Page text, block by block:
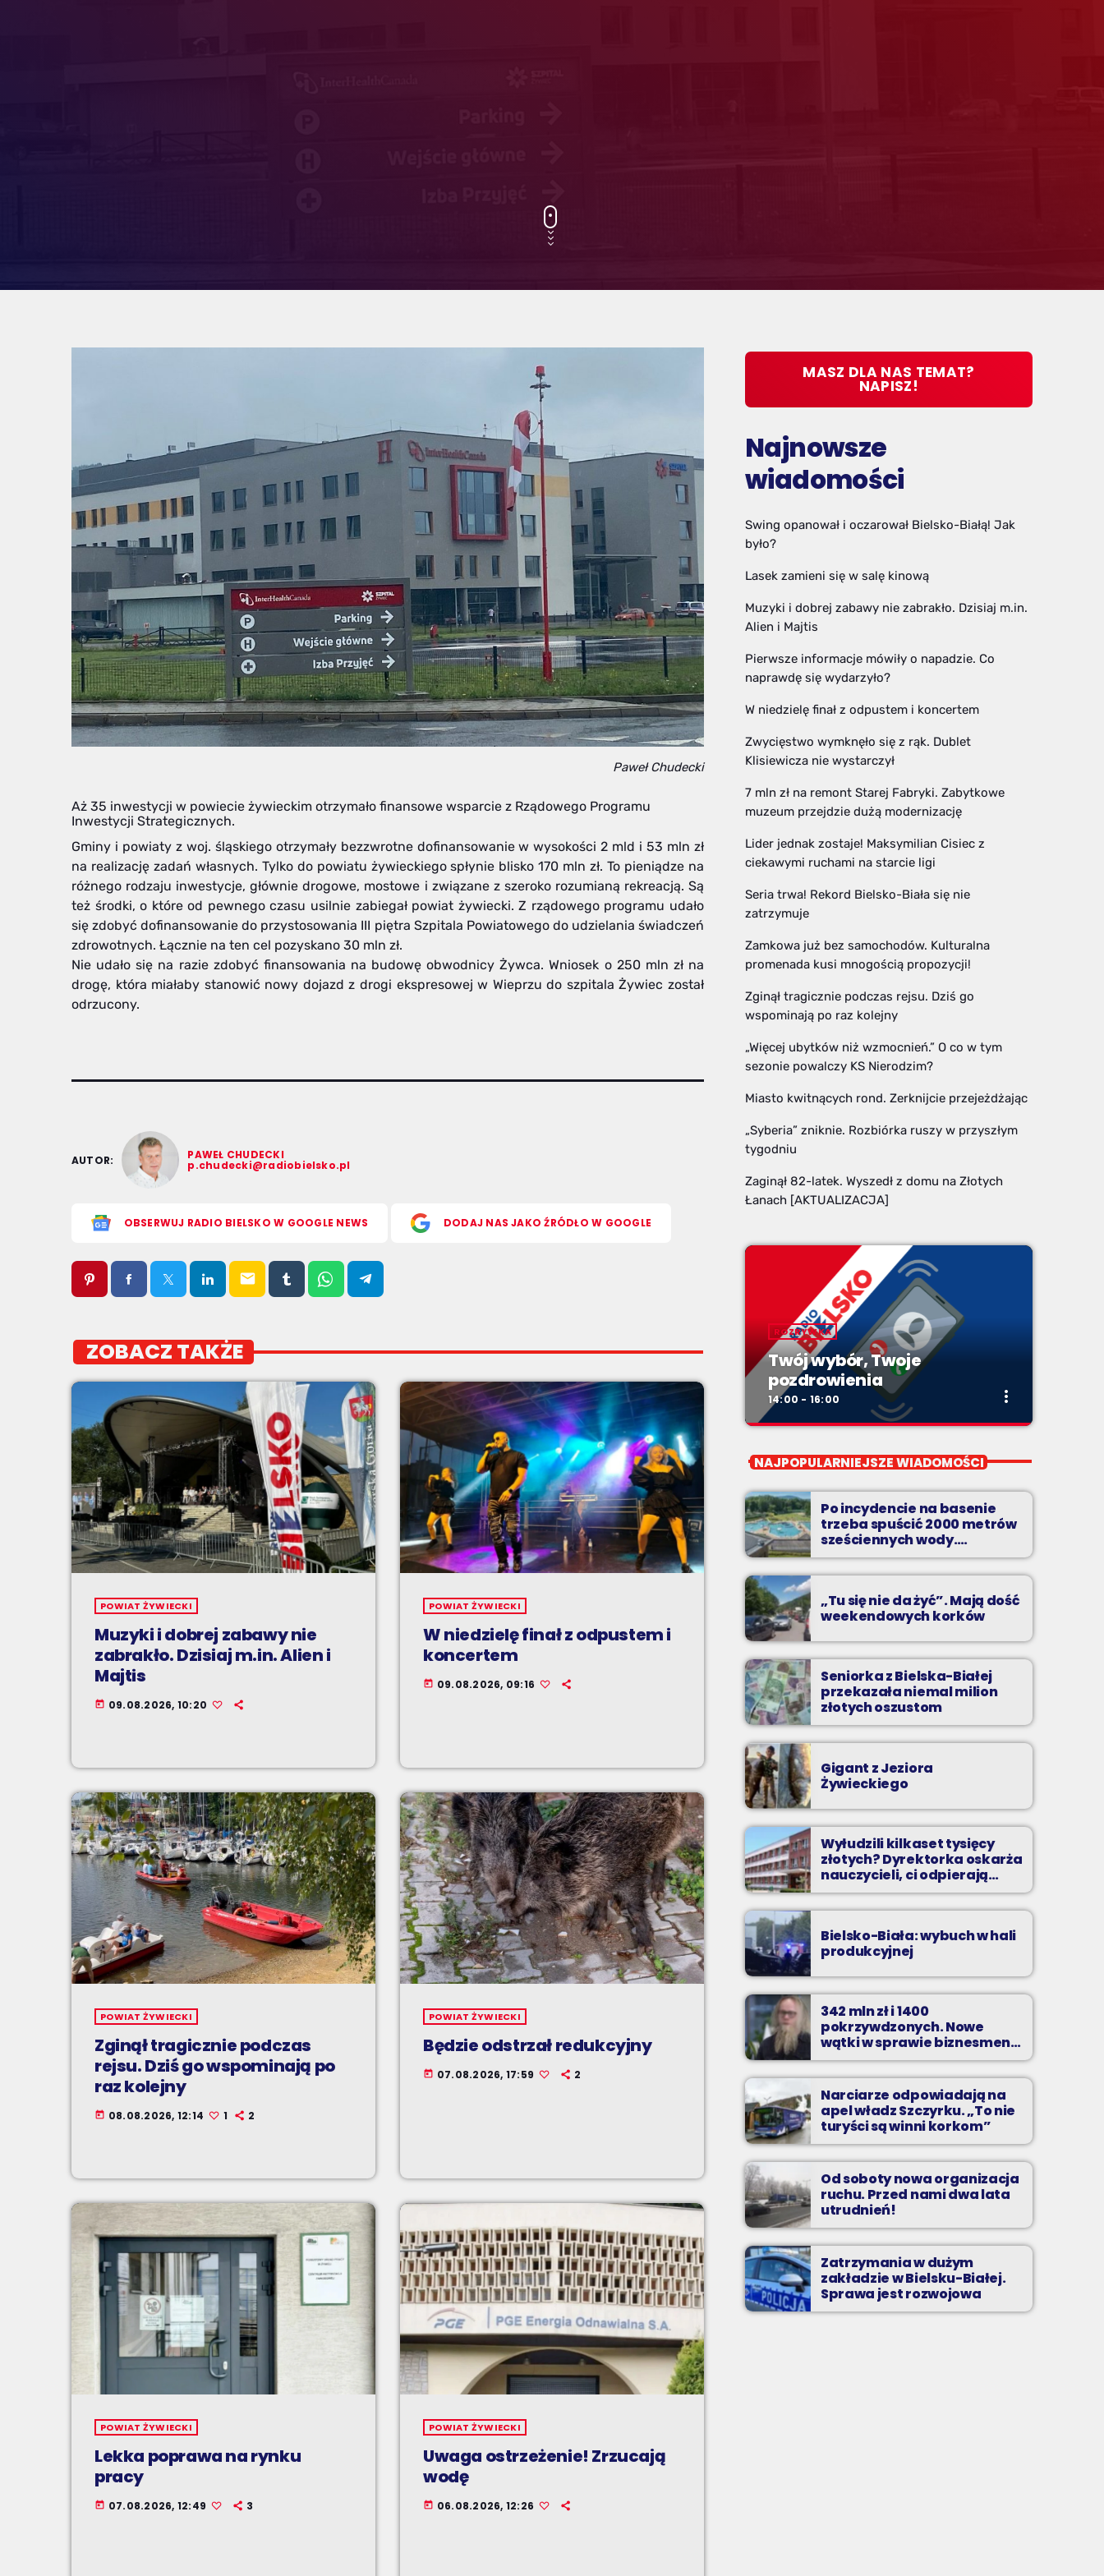
Paweł Chudecki
Aż 35 inwestycji w powiecie żywieckim otrzymało finansowe wsparcie z Rządowego Programu
Inwestycji Strategicznych.
Gminy i powiaty z woj. śląskiego otrzymały bezzwrotne dofinansowanie w wysokości 2 mld i 53 mln zł
na realizację zadań własnych. Tylko do powiatu żywieckiego spłynie blisko 170 mln zł. To pieniądze na
różnego rodzaju inwestycje, głównie drogowe, mostowe i związane z szeroko rozumianą rekreacją. Są
też środki, o które od pewnego czasu usilnie zabiegał powiat żywiecki. Z rządowego programu udało
się zdobyć dofinansowanie do przystosowania III piętra Szpitala Powiatowego do udzielania świadczeń
zdrowotnych. Łącznie na ten cel pozyskano 30 mln zł.
Nie udało się na razie zdobyć finansowania na budowę obwodnicy Żywca. Wniosek o 250 mln zł na
drogę, która miałaby stanowić nowy dojazd z drogi ekspresowej w Wieprzu do szpitala Żywiec został
odrzucony.
AUTOR: PAWEŁ CHUDECKI
p.chudecki@radiobielsko.pl
OBSERWUJ RADIO BIELSKO W GOOGLE NEWS DODAJ NAS JAKO ŹRÓDŁO W GOOGLE
email
ZOBACZ TAKŻE
POWIAT ŻYWIECKI
Muzyki i dobrej zabawy nie
zabrakło. Dzisiaj m.in. Alien i
Majtis
today 09.08.2026, 10:20
POWIAT ŻYWIECKI
W niedzielę finał z odpustem i
koncertem
today 09.08.2026, 09:16
POWIAT ŻYWIECKI
Zginął tragicznie podczas
rejsu. Dziś go wspominają po
raz kolejny
today 08.08.2026, 12:14 1 2
POWIAT ŻYWIECKI
Będzie odstrzał redukcyjny
today 07.08.2026, 17:59 2
POWIAT ŻYWIECKI
Lekka poprawa na rynku
pracy
today 07.08.2026, 12:49 3
POWIAT ŻYWIECKI
Uwaga ostrzeżenie! Zrzucają
wodę
today 06.08.2026, 12:26
MASZ DLA NAS TEMAT?
NAPISZ!
Najnowsze
wiadomości
Swing opanował i oczarował Bielsko-Białą! Jak
było?
Lasek zamieni się w salę kinową
Muzyki i dobrej zabawy nie zabrakło. Dzisiaj m.in.
Alien i Majtis
Pierwsze informacje mówiły o napadzie. Co
naprawdę się wydarzyło?
W niedzielę finał z odpustem i koncertem
Zwycięstwo wymknęło się z rąk. Dublet
Klisiewicza nie wystarczył
7 mln zł na remont Starej Fabryki. Zabytkowe
muzeum przejdzie dużą modernizację
Lider jednak zostaje! Maksymilian Cisiec z
ciekawymi ruchami na starcie ligi
Seria trwa! Rekord Bielsko-Biała się nie
zatrzymuje
Zamkowa już bez samochodów. Kulturalna
promenada kusi mnogością propozycji!
Zginął tragicznie podczas rejsu. Dziś go
wspominają po raz kolejny
„Więcej ubytków niż wzmocnień.” O co w tym
sezonie powalczy KS Nierodzim?
Miasto kwitnących rond. Zerknijcie przejeżdżając
„Syberia” zniknie. Rozbiórka ruszy w przyszłym
tygodniu
Zaginął 82-latek. Wyszedł z domu na Złotych
Łanach [AKTUALIZACJA]
ROZRYWKA
Twój wybór, Twoje
pozdrowienia
14:00 - 16:00 more_vert
Twój wybór, Twoje
Niedziele od 14 do 16
Zadzwoń do nas, wybierz jedną z dwóch
muzycznych propozycji i pozdrów bliskich na
żywo w Radiu BIELSKO.
NAJPOPULARNIEJSZE WIADOMOŚCI
Po incydencie na basenie
trzeba spuścić 2000 metrów
sześciennych wody.
„Ogromne koszty i ogromna
praca”
„Tu się nie da żyć”. Mają dość
weekendowych korków
Seniorka z Bielska-Białej
przekazała niemal milion
złotych oszustom
Gigant z Jeziora
Żywieckiego
Wyłudzili kilkaset tysięcy
złotych? Dyrektorka oskarża
nauczycieli, ci odpierają
zarzuty
Bielsko-Biała: wybuch w hali
produkcyjnej
342 mln zł i 1400
pokrzywdzonych. Nowe
wątki w sprawie biznesmena
z Bielska-Białej
Narciarze odpowiadają na
apel władz Szczyrku. „To nie
turyści są winni korkom”
Od soboty nowa organizacja
ruchu. Przed nami dwa lata
utrudnień!
Zatrzymania w dużym
zakładzie w Bielsku-Białej.
Sprawa jest rozwojowa